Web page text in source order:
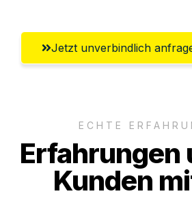
Jetzt unverbindlich
ECHTE
Erfahrungen
Kunden